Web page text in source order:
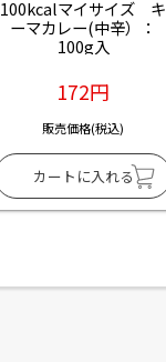
100kcalマイサイズ　キ
ーマカレー(中辛）：
100g入
172円
販売価格(税込)